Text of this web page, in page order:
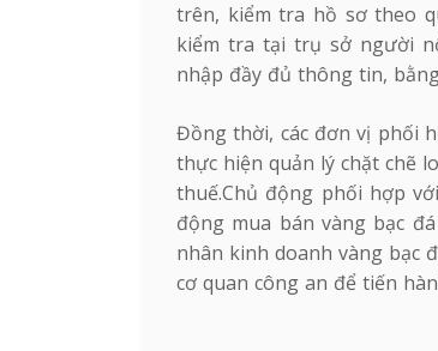
trên, kiểm tra hồ sơ theo
kiểm tra tại trụ sở người
nhập đầy đủ thông tin,
Đồng thời, các đơn vị phối
thực hiện quản lý chặt chẽ
thuế.Chủ động phối hợp
động mua bán vàng bạc
nhân kinh doanh vàng bạc
cơ quan công an để tiến